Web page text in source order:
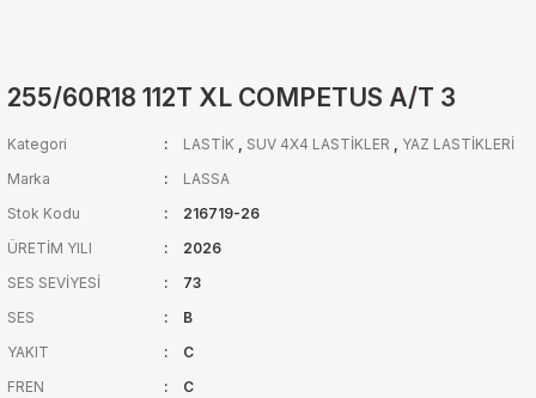
255/60R18 112T XL COMPETUS A/T 3
Kategori LASTİK , SUV 4X4 LASTİKLER , YAZ LASTİKLERİ
Marka
LASSA
Stok Kodu
216719-26
ÜRETİM YILI
2026
SES SEVİYESİ
73
SES
B
YAKIT
C
FREN
C